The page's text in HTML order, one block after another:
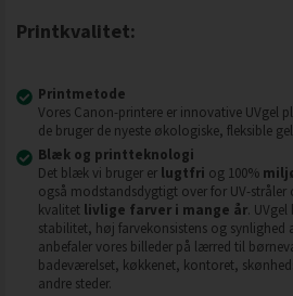
Printkvalitet:
Printmetode
Vores Canon-printere er innovative UVgel
de bruger de nyeste økologiske, fleksible
Blæk og printteknologi
Det blæk vi bruger er lugtfri og 100%
også modstandsdygtigt over for UV-
kvalitet livlige farver i mange år.
stabilitet, høj farvekonsistens og synlighed
anbefaler vores billeder på lærred til
badeværelset, køkkenet, kontoret,
andre steder.